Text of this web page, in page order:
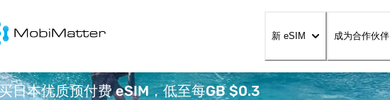
新 eSIM 成为合作伙伴
日本优质预付费 eSIM，低至每GB $0.3